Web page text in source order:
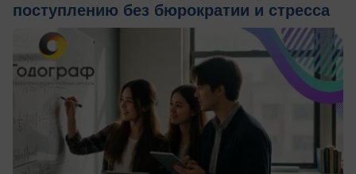
поступлению без бюрократии и стресса